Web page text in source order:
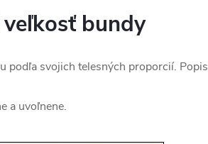
bundy
podľa svojich telesných proporcií. Popis
a uvoľnene.